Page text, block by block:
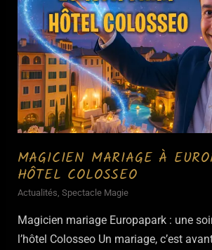
MAGICIEN MARIAGE À
HÔTEL COLOSSEO
Actualités, Spectacle Magie
Magicien mariage Europapark : une
l’hôtel Colosseo Un mariage, c’est